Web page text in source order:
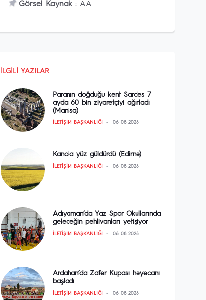
Görsel Kaynak: AA
İLGILI YAZILAR
Paranın doğduğu kent Sardes 7
ayda 60 bin ziyaretçiyi ağırladı
(Manisa)
İLETIŞIM BAŞKANLIĞI 06 08 2026
Kanola yüz güldürdü (Edirne)
İLETIŞIM BAŞKANLIĞI 06 08 2026
Adıyaman’da Yaz Spor Okullarında
geleceğin pehlivanları yetişiyor
İLETIŞIM BAŞKANLIĞI 06 08 2026
Ardahan’da Zafer Kupası heyecanı
başladı
İLETIŞIM BAŞKANLIĞI 06 08 2026